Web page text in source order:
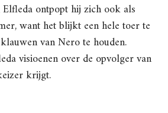
ontpopt hij zich ook als
want het blijkt een hele toer te
van Nero te houden.
visioenen over de opvolger van
krijgt.